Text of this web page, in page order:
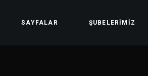
SAYFALAR ŞUBELERIMIZ